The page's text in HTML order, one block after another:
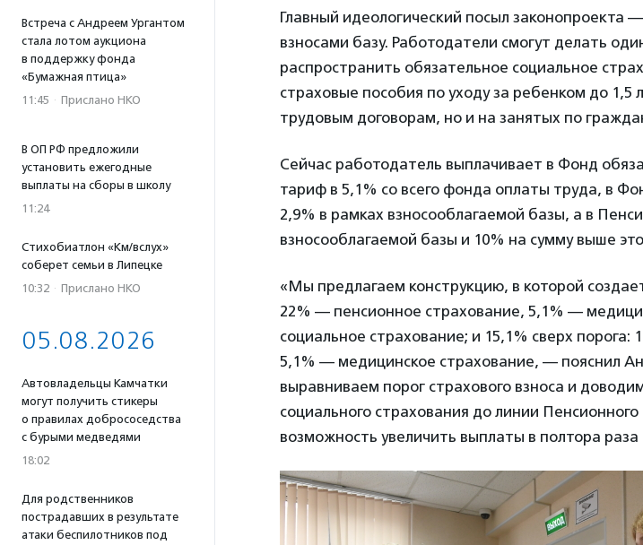
Встреча с Андреем Ургантом
стала лотом аукциона
в поддержку фонда
«Бумажная птица»
11:45 · Прислано НКО
В ОП РФ предложили
установить ежегодные
выплаты на сборы в школу
11:24
Стихобиатлон «Км/вслух»
соберет семьи в Липецке
10:32 · Прислано НКО
05.08.2026
Автовладельцы Камчатки
могут получить стикеры
о правилах добрососедства
с бурыми медведями
18:02
Для родственников
пострадавших в результате
атаки беспилотников под
Главный идеологический посыл законопроекта
взносами базу. Работодатели смогут делать
распространить обязательное социальное
страховые пособия по уходу за ребенком до
трудовым договорам, но и на занятых по
Сейчас работодатель выплачивает в Фонд
тариф в 5,1% со всего фонда оплаты труда, в
2,9% в рамках взносооблагаемой базы, а в
взносооблагаемой базы и 10% на сумму выше
«Мы предлагаем конструкцию, в которой
22% — пенсионное страхование, 5,1% —
социальное страхование; и 15,1% сверх
5,1% — медицинское страхование, — пояснил
выравниваем порог страхового взноса и
социального страхования до линии
возможность увеличить выплаты в полтора